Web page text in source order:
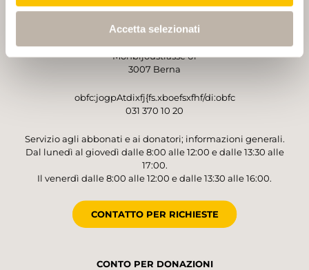
Accetta selezionati
Monbijoustrasse 61
3007 Berna
obfc:jogpAtdixfj{fs.xboefsxfhf/di:obfc
031 370 10 20
Servizio agli abbonati e ai donatori; informazioni generali.
Dal lunedì al giovedì dalle 8:00 alle 12:00 e dalle 13:30 alle
17:00.
Il venerdì dalle 8:00 alle 12:00 e dalle 13:30 alle 16:00.
CONTATTO PER RICHIESTE
CONTO PER DONAZIONI